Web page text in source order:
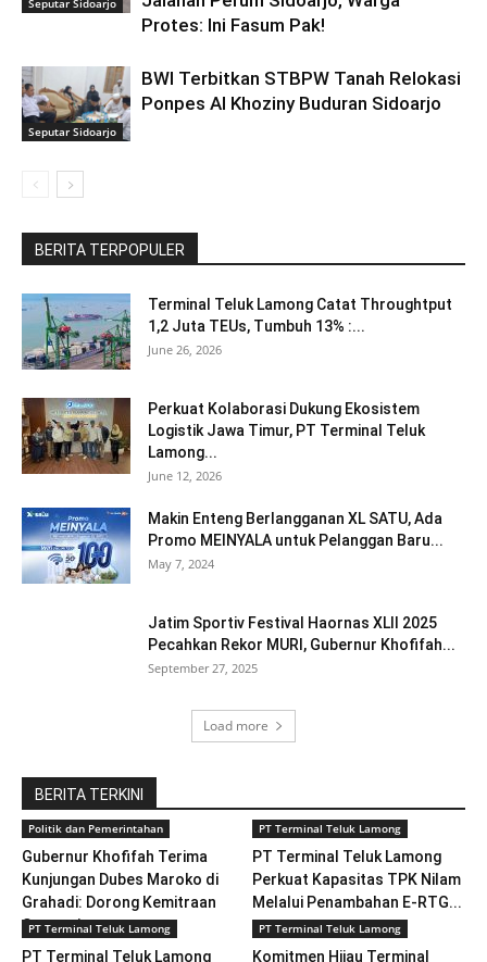
Protes: Ini Fasum Pak!
Seputar Sidoarjo
BWI Terbitkan STBPW Tanah Relokasi
Ponpes Al Khoziny Buduran Sidoarjo
BERITA TERPOPULER
Terminal Teluk Lamong Catat Throughtput
1,2 Juta TEUs, Tumbuh 13% :...
June 26, 2026
Perkuat Kolaborasi Dukung Ekosistem
Logistik Jawa Timur, PT Terminal Teluk
Lamong...
June 12, 2026
Makin Enteng Berlangganan XL SATU, Ada
Promo MEINYALA untuk Pelanggan Baru...
May 7, 2024
Jatim Sportiv Festival Haornas XLII 2025
Pecahkan Rekor MURI, Gubernur Khofifah...
September 27, 2025
Load more
BERITA TERKINI
Politik dan Pemerintahan
Gubernur Khofifah Terima
Kunjungan Dubes Maroko di
Grahadi: Dorong Kemitraan
Strategis...
PT Terminal Teluk Lamong
PT Terminal Teluk Lamong
Perkuat Kapasitas TPK Nilam
Melalui Penambahan E-RTG...
PT Terminal Teluk Lamong
PT Terminal Teluk Lamong
PT Terminal Teluk Lamong
Komitmen Hijau Terminal